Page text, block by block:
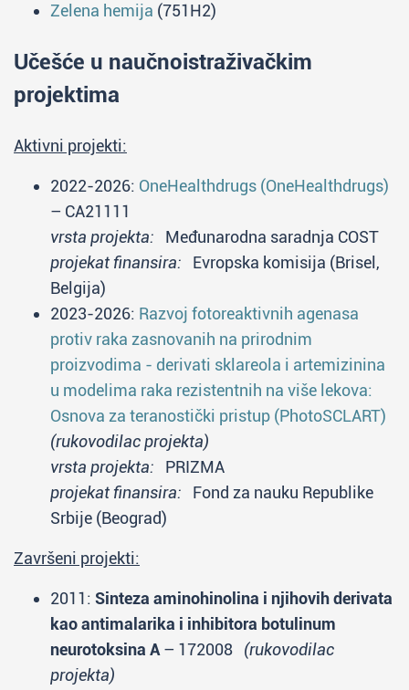
Zelena hemija (751H2)
Učešće u naučnoistraživačkim
projektima
Aktivni projekti:
2022-2026: OneHealthdrugs (OneHealthdrugs)
– CA21111
vrsta projekta: Međunarodna saradnja COST
projekat finansira: Evropska komisija (Brisel,
Belgija)
2023-2026: Razvoj fotoreaktivnih agenasa
protiv raka zasnovanih na prirodnim
proizvodima - derivati sklareola i artemizinina
u modelima raka rezistentnih na više lekova:
Osnova za teranostički pristup (PhotoSCLART)
(rukovodilac projekta)
vrsta projekta: PRIZMA
projekat finansira: Fond za nauku Republike
Srbije (Beograd)
Završeni projekti:
2011: Sinteza aminohinolina i njihovih derivata
kao antimalarika i inhibitora botulinum
neurotoksina A – 172008 (rukovodilac
projekta)